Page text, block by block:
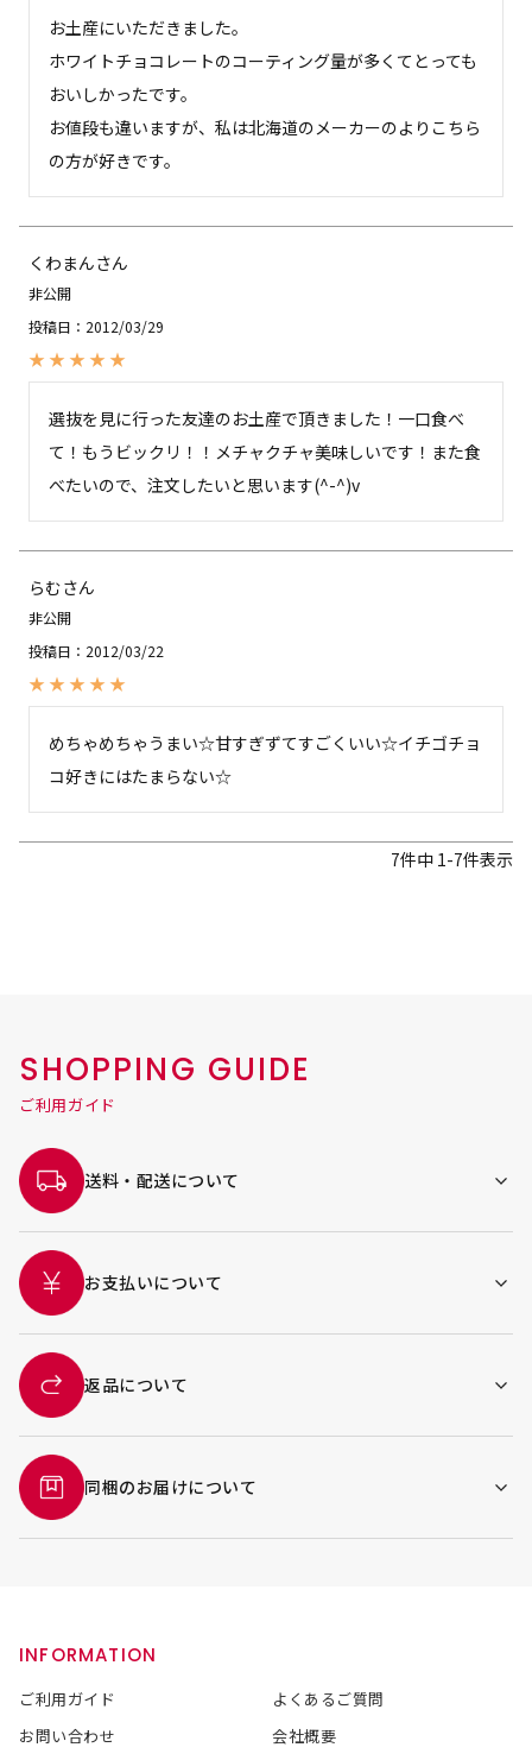
お土産にいただきました。
ホワイトチョコレートのコーティング量が多くてとっても
おいしかったです。
お値段も違いますが、私は北海道のメーカーのよりこちら
くわまん
非公開
投稿日
2012/03/29
選抜を見に行った友達のお土産で頂きました！一口食べ
て！もうビックリ！！メチャクチャ美味しいです！また食
べたいので、注文したいと思います(^-^)v
らむ
非公開
投稿日
2012/03/22
めちゃめちゃうまい☆甘すぎずてすごくいい☆イチゴチョ
7件中 1-7件表示
SHOPPING GUIDE
ご利用ガイド
送料・配送について
お支払いについて
返品について
同梱のお届けについて
INFORMATION
ご利用ガイド
よくあるご質問
お問い合わせ
会社概要